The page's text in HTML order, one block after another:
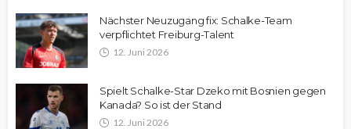
Nächster Neuzugang fix: Schalke-Team
verpflichtet Freiburg-Talent
12. Juni 2026
Spielt Schalke-Star Dzeko mit Bosnien gegen
Kanada? So ist der Stand
12. Juni 2026